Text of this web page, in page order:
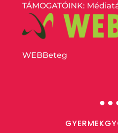
TÁMOGATÓINK:
WEBBeteg